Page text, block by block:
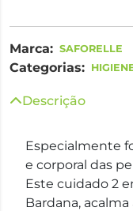
Marca: SAFORELLE
Categorias:
Descrição
Especialmente
e corporal das
Este cuidado 2
Bardana,